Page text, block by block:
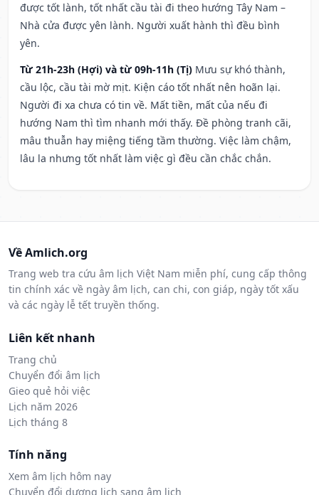
được tốt lành, tốt nhất cầu tài đi theo hướng Tây Nam –
Nhà cửa được yên lành. Người xuất hành thì đều bình
yên.
Từ 21h-23h (Hợi) và từ 09h-11h (Tị) Mưu sự khó thành,
cầu lộc, cầu tài mờ mịt. Kiện cáo tốt nhất nên hoãn lại.
Người đi xa chưa có tin về. Mất tiền, mất của nếu đi
hướng Nam thì tìm nhanh mới thấy. Đề phòng tranh cãi,
mâu thuẫn hay miệng tiếng tầm thường. Việc làm chậm,
lâu la nhưng tốt nhất làm việc gì đều cần chắc chắn.
Về Amlich.org
Trang web tra cứu âm lịch Việt Nam miễn phí, cung cấp thông
tin chính xác về ngày âm lịch, can chi, con giáp, ngày tốt xấu
và các ngày lễ tết truyền thống.
Liên kết nhanh
Trang chủ
Chuyển đổi âm lịch
Gieo quẻ hỏi việc
Lịch năm 2026
Lịch tháng 8
Tính năng
Xem âm lịch hôm nay
Chuyển đổi dương lịch sang âm lịch